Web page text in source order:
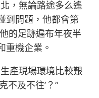
，無論路途多么遙
到問題，他都會第
的足跡遍布年夜半
重機企業。
產現場環境比較艱
不及不往’？”